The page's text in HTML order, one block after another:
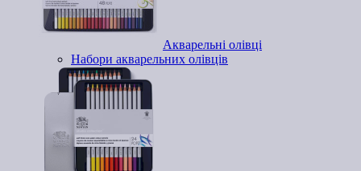
Акварельні олівці
Набори акварельних олівців